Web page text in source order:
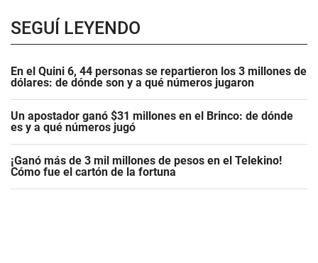
SEGUÍ LEYENDO
En el Quini 6, 44 personas se repartieron los 3 millones de
dólares: de dónde son y a qué números jugaron
Un apostador ganó $31 millones en el Brinco: de dónde
es y a qué números jugó
¡Ganó más de 3 mil millones de pesos en el Telekino!
Cómo fue el cartón de la fortuna